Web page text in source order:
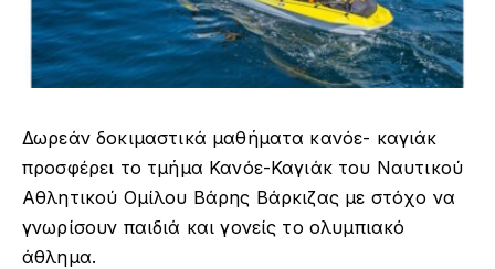
Δωρεάν δοκιμαστικά μαθήματα κανόε- καγιάκ
προσφέρει το τμήμα Κανόε-Καγιάκ του Ναυτικού
Αθλητικού Ομίλου Βάρης Βάρκιζας με στόχο να
γνωρίσουν παιδιά και γονείς το ολυμπιακό
άθλημα.